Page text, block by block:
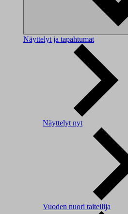
Näyttelyt ja tapahtumat
Näyttelyt nyt
Vuoden nuori taiteilija